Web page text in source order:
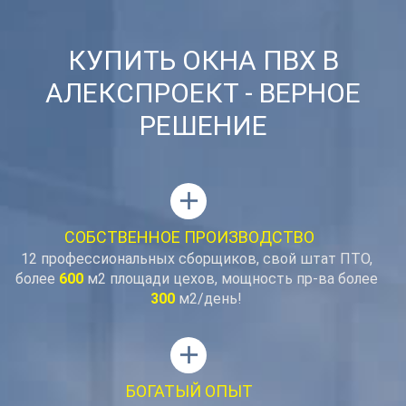
КУПИТЬ ОКНА ПВХ В
АЛЕКСПРОЕКТ - ВЕРНОЕ
РЕШЕНИЕ
add
СОБСТВЕННОЕ ПРОИЗВОДСТВО
12 профессиональных сборщиков, свой штат ПТО,
более 600м2 площади цехов, мощность пр-ва более
300 м2/день!
add
БОГАТЫЙ ОПЫТ